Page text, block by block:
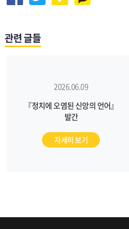
관련 글들
2026.06.09
『정치에 오염된 신앙의 언어』
발간
자세히 보기